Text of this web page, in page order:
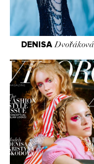
DENISA Dvořáková